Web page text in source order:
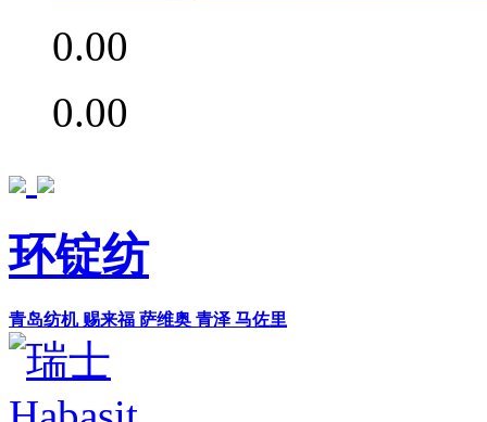
0.00
0.00
环锭纺
青岛纺机 赐来福 萨维奥 青泽 马佐里